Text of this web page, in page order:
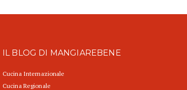
IL BLOG DI MANGIAREBENE
Cucina Internazionale
Cucina Regionale